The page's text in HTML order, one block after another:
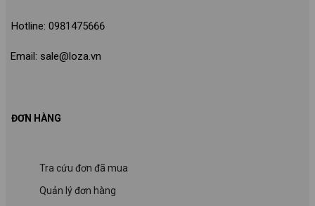
Hotline: 0981475666
Email: sale@loza.vn
ĐƠN HÀNG
Tra cứu đơn đã mua
Quản lý đơn hàng